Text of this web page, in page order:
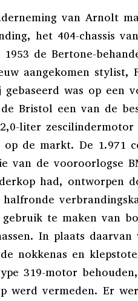
van Arnolt
het 404-chassis
de Bertone-
aangekomen stylist,
was op een
Bristol een van de
liter zescilindermotor
op de markt. De 1.971
van de vooroorlogse
had, ontworpen
te maken van
In plaats
nokkenas en
319-motor
werd vermeden. Er